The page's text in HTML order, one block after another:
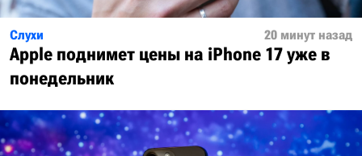
Слухи 20 минут назад
Apple поднимет цены на iPhone 17 уже в
понедельник